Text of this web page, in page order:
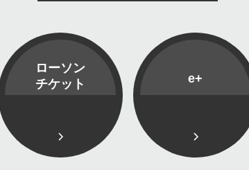
ローソン
チケット
e+